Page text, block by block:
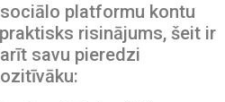
platformu kontu
risinājums, šeit ir
savu pieredzi